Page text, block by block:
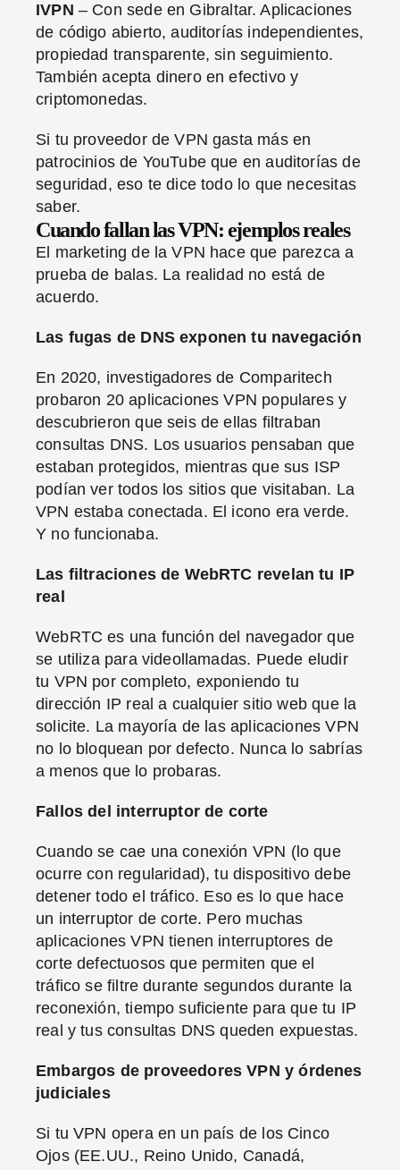
IVPN – Con sede en Gibraltar. Aplicaciones
de código abierto, auditorías independientes,
propiedad transparente, sin seguimiento.
También acepta dinero en efectivo y
criptomonedas.
Si tu proveedor de VPN gasta más en
patrocinios de YouTube que en auditorías de
seguridad, eso te dice todo lo que necesitas
saber.
Cuando fallan las VPN: ejemplos reales
El marketing de la VPN hace que parezca a
prueba de balas. La realidad no está de
acuerdo.
Las fugas de DNS exponen tu navegación
En 2020, investigadores de Comparitech
probaron 20 aplicaciones VPN populares y
descubrieron que seis de ellas filtraban
consultas DNS. Los usuarios pensaban que
estaban protegidos, mientras que sus ISP
podían ver todos los sitios que visitaban. La
VPN estaba conectada. El icono era verde.
Y no funcionaba.
Las filtraciones de WebRTC revelan tu IP
real
WebRTC es una función del navegador que
se utiliza para videollamadas. Puede eludir
tu VPN por completo, exponiendo tu
dirección IP real a cualquier sitio web que la
solicite. La mayoría de las aplicaciones VPN
no lo bloquean por defecto. Nunca lo sabrías
a menos que lo probaras.
Fallos del interruptor de corte
Cuando se cae una conexión VPN (lo que
ocurre con regularidad), tu dispositivo debe
detener todo el tráfico. Eso es lo que hace
un interruptor de corte. Pero muchas
aplicaciones VPN tienen interruptores de
corte defectuosos que permiten que el
tráfico se filtre durante segundos durante la
reconexión, tiempo suficiente para que tu IP
real y tus consultas DNS queden expuestas.
Embargos de proveedores VPN y órdenes
judiciales
Si tu VPN opera en un país de los Cinco
Ojos (EE.UU., Reino Unido, Canadá,